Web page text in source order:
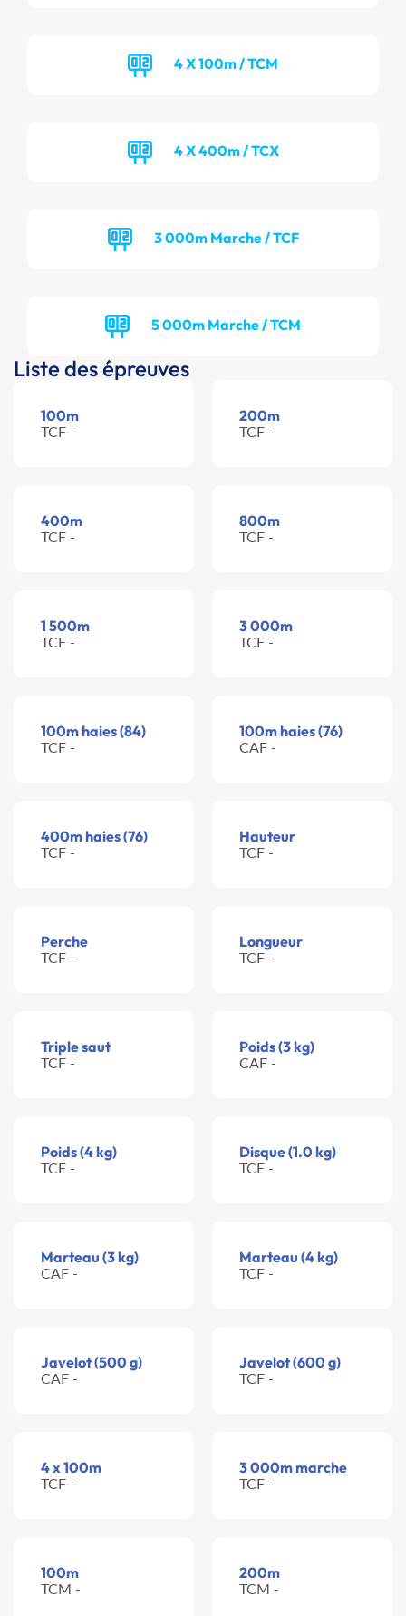
4 X 100m / TCM
4 X 400m / TCX
3 000m Marche / TCF
5 000m Marche / TCM
Liste des épreuves
100m
TCF -
200m
TCF -
400m
TCF -
800m
TCF -
1 500m
TCF -
3 000m
TCF -
100m haies (84)
TCF -
100m haies (76)
CAF -
400m haies (76)
TCF -
Hauteur
TCF -
Perche
TCF -
Longueur
TCF -
Triple saut
TCF -
Poids (3 kg)
CAF -
Poids (4 kg)
TCF -
Disque (1.0 kg)
TCF -
Marteau (3 kg)
CAF -
Marteau (4 kg)
TCF -
Javelot (500 g)
CAF -
Javelot (600 g)
TCF -
4 x 100m
TCF -
3 000m marche
TCF -
100m
TCM -
200m
TCM -